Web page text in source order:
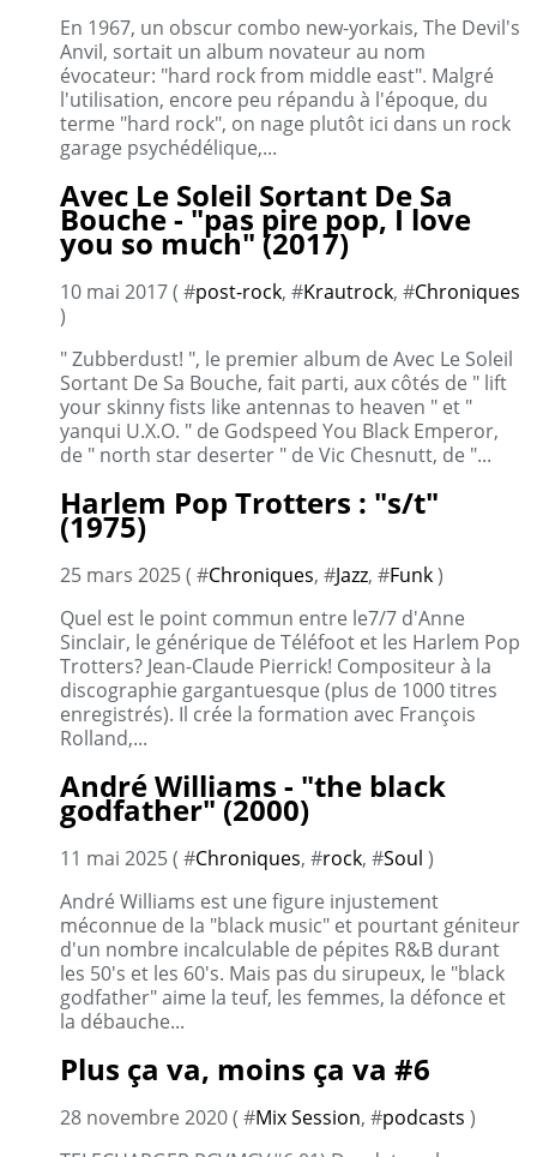
En 1967, un obscur combo new-yorkais, The Devil's
Anvil, sortait un album novateur au nom
évocateur: "hard rock from middle east". Malgré
l'utilisation, encore peu répandu à l'époque, du
terme "hard rock", on nage plutôt ici dans un rock
garage psychédélique,...
Avec Le Soleil Sortant De Sa
Bouche - "pas pire pop, I love
you so much" (2017)
10 mai 2017 ( #post-rock, #Krautrock, #Chroniques
)
" Zubberdust! ", le premier album de Avec Le Soleil
Sortant De Sa Bouche, fait parti, aux côtés de " lift
your skinny fists like antennas to heaven " et "
yanqui U.X.O. " de Godspeed You Black Emperor,
de " north star deserter " de Vic Chesnutt, de "...
Harlem Pop Trotters : "s/t"
(1975)
25 mars 2025 ( #Chroniques, #Jazz, #Funk)
Quel est le point commun entre le7/7 d'Anne
Sinclair, le générique de Téléfoot et les Harlem Pop
Trotters? Jean-Claude Pierrick! Compositeur à la
discographie gargantuesque (plus de 1000 titres
enregistrés). Il crée la formation avec François
Rolland,...
André Williams - "the black
godfather" (2000)
11 mai 2025 ( #Chroniques, #rock, #Soul )
André Williams est une figure injustement
méconnue de la "black music" et pourtant géniteur
d'un nombre incalculable de pépites R&B durant
les 50's et les 60's. Mais pas du sirupeux, le "black
godfather" aime la teuf, les femmes, la défonce et
la débauche...
Plus ça va, moins ça va #6
28 novembre 2020 ( #Mix Session, #podcasts )